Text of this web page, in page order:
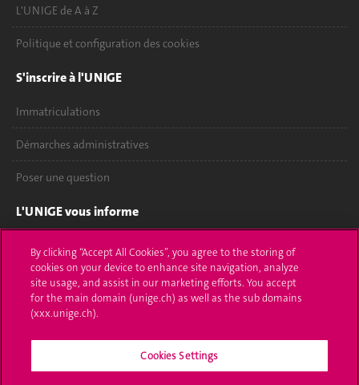
L'UNIGE de A à Z
Politique et configuration des cookies
S'inscrire à l'UNIGE
Immatriculations
Démarches administratives
Poser une question
L'UNIGE vous informe
UNIGE Mobile
Médias
Offres d'emploi
Bibliothèque
By clicking “Accept All Cookies”, you agree to the storing of
cookies on your device to enhance site navigation, analyze
site usage, and assist in our marketing efforts. You accept
for the main domain (unige.ch) as well as the sub domains
(xxx.unige.ch).
Cookies Settings